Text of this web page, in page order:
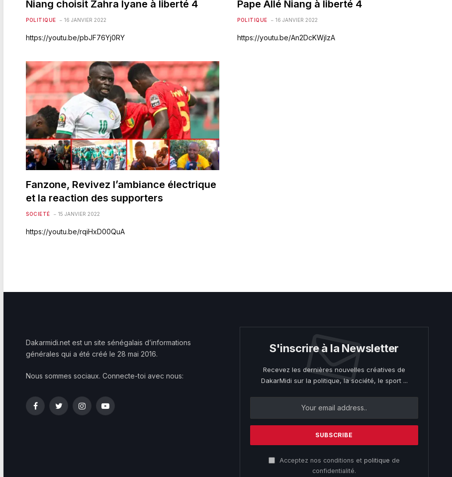
Niang choisit Zahra Iyane à liberté 4
POLITIQUE 16 JANVIER 2022
https://youtu.be/pbJF76Yj0RY
Pape Allé Niang à liberté 4
POLITIQUE 16 JANVIER 2022
https://youtu.be/An2DcKWjlzA
Fanzone, Revivez l’ambiance électrique
et la reaction des supporters
SOCIETÉ 15 JANVIER 2022
https://youtu.be/rqiHxD00QuA
Dakarmidi.net est un site sénégalais d’informations
générales qui a été créé le 28 mai 2016.
Nous sommes sociaux. Connecte-toi avec nous:
FacebookTwitterInstagramYouTube
S'inscrire à la Newsletter
Recevez les dernières nouvelles créatives de
DakarMidi sur la politique, la société, le sport ...
Acceptez nos conditions et politique de
confidentialité.